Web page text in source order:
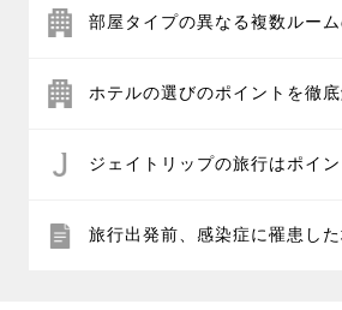
部屋タイプの異なる複数ルー
ホテルの選びのポイントを徹
ジェイトリップの旅行はポイ
旅行出発前、感染症に罹患し